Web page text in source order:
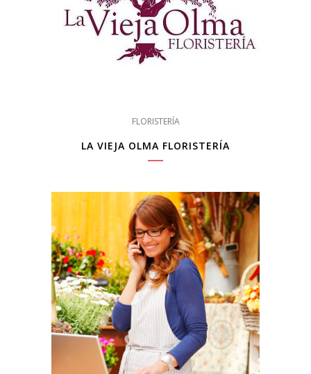
FLORISTERÍA
LA VIEJA OLMA FLORISTERÍA